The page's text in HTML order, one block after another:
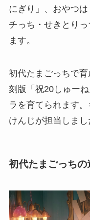
にぎり」、おやつ
チっち・せきとり
ます。
初代たまごっちで
刻版「祝20しゅー
ラを育てられます
けんじが担当しまし
初代たまごっち